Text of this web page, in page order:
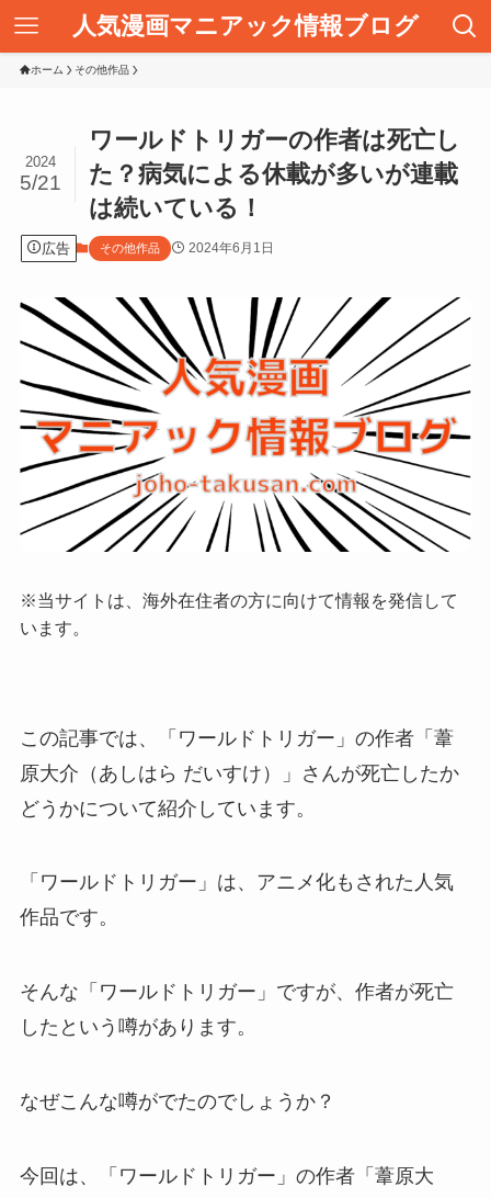
人気漫画マニアック情報ブログ
ホーム その他作品
ワールドトリガーの作者は死亡し
た？病気による休載が多いが連載
は続いている！
2024
5/21
広告 その他作品 2024年6月1日
※当サイトは、海外在住者の方に向けて情報を発信して
います。
この記事では、「ワールドトリガー」の作者「葦
原大介（あしはら だいすけ）」さんが死亡したか
どうかについて紹介しています。
「ワールドトリガー」は、アニメ化もされた人気
作品です。
そんな「ワールドトリガー」ですが、作者が死亡
したという噂があります。
なぜこんな噂がでたのでしょうか？
今回は、「ワールドトリガー」の作者「葦原大